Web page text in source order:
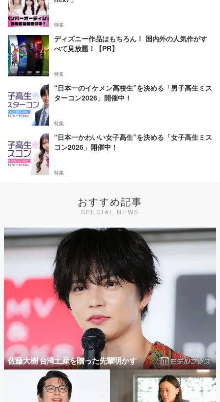
特集
ディズニー作品はもちろん！ 国内外の人気作がす
べて見放題！【PR】
特集
“日本一のイケメン高校生”を決める「男子高生ミス
ターコン2026」開催中！
特集
“日本一かわいい女子高生”を決める「女子高生ミス
コン2026」開催中！
特集
おすすめ記事
SPECIAL NEWS
佐藤大樹 台湾土産を贈った先輩明かす